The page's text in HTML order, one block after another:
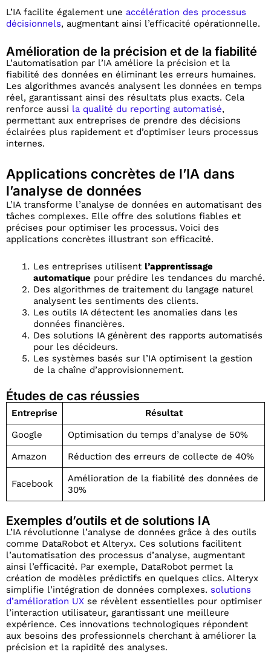
L’IA facilite également une accélération des processus
décisionnels, augmentant ainsi l’efficacité opérationnelle.
Amélioration de la précision et de la fiabilité
L’automatisation par l’IA améliore la précision et la
fiabilité des données en éliminant les erreurs humaines.
Les algorithmes avancés analysent les données en temps
réel, garantissant ainsi des résultats plus exacts. Cela
renforce aussi la qualité du reporting automatisé,
permettant aux entreprises de prendre des décisions
éclairées plus rapidement et d’optimiser leurs processus
internes.
Applications concrètes de l’IA dans
l’analyse de données
L’IA transforme l’analyse de données en automatisant des
tâches complexes. Elle offre des solutions fiables et
précises pour optimiser les processus. Voici des
applications concrètes illustrant son efficacité.
Les entreprises utilisent l’apprentissage
automatique pour prédire les tendances du marché.
Des algorithmes de traitement du langage naturel
analysent les sentiments des clients.
Les outils IA détectent les anomalies dans les
données financières.
Des solutions IA génèrent des rapports automatisés
pour les décideurs.
Les systèmes basés sur l’IA optimisent la gestion
de la chaîne d’approvisionnement.
Études de cas réussies
Entreprise
Résultat
Google
Optimisation du temps d’analyse de 50%
Amazon
Réduction des erreurs de collecte de 40%
Facebook
Amélioration de la fiabilité des données de
30%
Exemples d’outils et de solutions IA
L’IA révolutionne l’analyse de données grâce à des outils
comme DataRobot et Alteryx. Ces solutions facilitent
l’automatisation des processus d’analyse, augmentant
ainsi l’efficacité. Par exemple, DataRobot permet la
création de modèles prédictifs en quelques clics. Alteryx
simplifie l’intégration de données complexes. solutions
d’amélioration UX se révèlent essentielles pour optimiser
l’interaction utilisateur, garantissant une meilleure
expérience. Ces innovations technologiques répondent
aux besoins des professionnels cherchant à améliorer la
précision et la rapidité des analyses.